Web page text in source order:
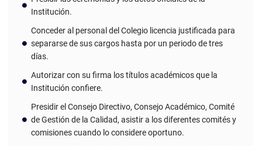
Institución.
Conceder al personal del Colegio licencia justificada para
separarse de sus cargos hasta por un periodo de tres
días.
Autorizar con su firma los títulos académicos que la
Institución confiere.
Presidir el Consejo Directivo, Consejo Académico, Comité
de Gestión de la Calidad, asistir a los diferentes comités y
comisiones cuando lo considere oportuno.